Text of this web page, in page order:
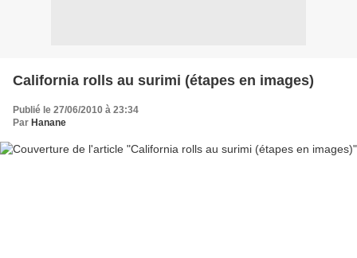
California rolls au surimi (étapes en images)
Publié le 27/06/2010 à 23:34
Par Hanane